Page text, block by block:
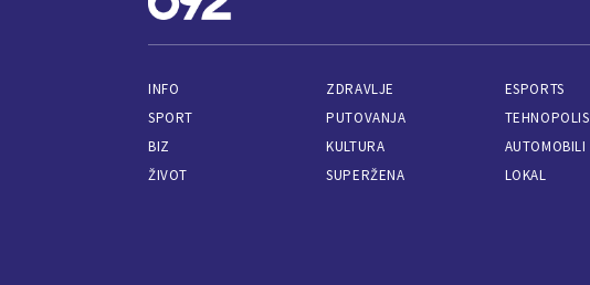
INFO
SPORT
BIZ
ŽIVOT
ZDRAVLJE
PUTOVANJA
KULTURA
SUPERŽENA
ESPORTS
TEHNOPOLIS
AUTOMOBILI
LOKAL